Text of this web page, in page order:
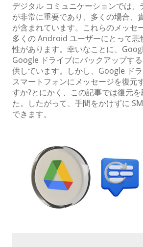
デジタル コミュニケーションでは、
が非常に重要であり、多くの場合、
が含まれています。これらのメッセ
多くの Android ユーザーにとって悲
性があります。幸いなことに、
Google ドライブにバックアップす
供しています。しかし、Google ド
スマートフォンにメッセージを復元
すか?とにかく、この記事では復元
た。したがって、手間をかけずに
できます。